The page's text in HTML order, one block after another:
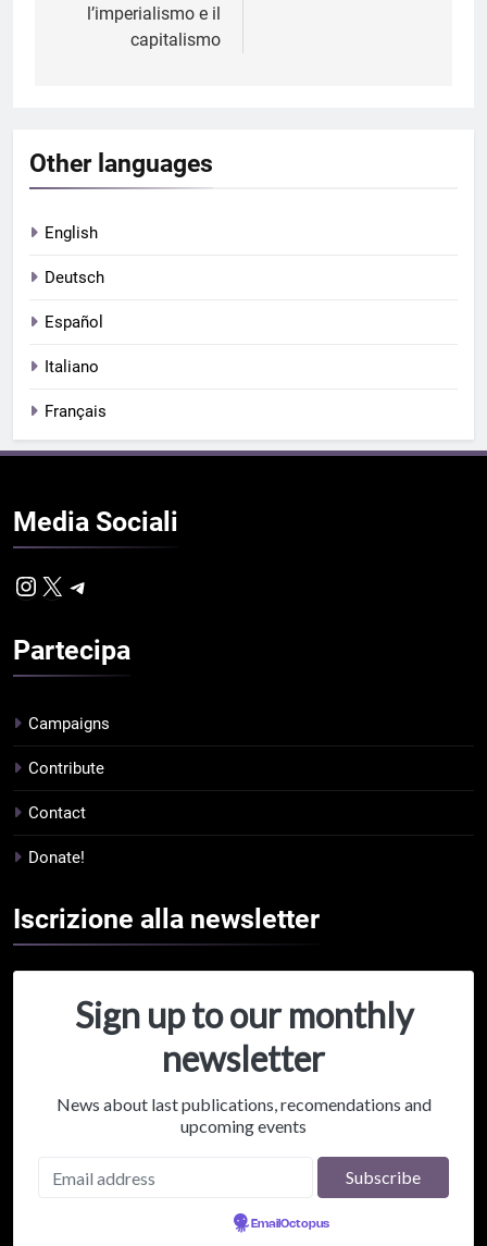
l’imperialismo e il
capitalismo
Other languages
English
Deutsch
Español
Italiano
Français
Media Sociali
Instagram
Partecipa
Campaigns
Contribute
Contact
Donate!
Iscrizione alla newsletter
Sign up to our monthly
newsletter
News about last publications, recomendations and
upcoming events
EmailOctopus